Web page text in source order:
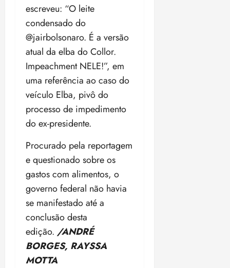
escreveu: “O leite
condensado do
@jairbolsonaro. É a versão
atual da elba do Collor.
Impeachment NELE!”, em
uma referência ao caso do
veículo Elba, pivô do
processo de impedimento
do ex-presidente.
Procurado pela reportagem
e questionado sobre os
gastos com alimentos, o
governo federal não havia
se manifestado até a
conclusão desta
edição. /ANDRÉ
BORGES, RAYSSA
MOTTA